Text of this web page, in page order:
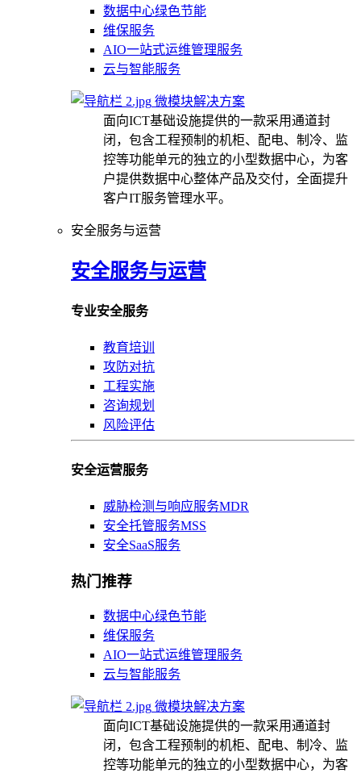
数据中心绿色节能
维保服务
AIO一站式运维管理服务
云与智能服务
微模块解决方案
面向ICT基础设施提供的一款采用通道封
闭，包含工程预制的机柜、配电、制冷、监
控等功能单元的独立的小型数据中心，为客
户提供数据中心整体产品及交付，全面提升
客户IT服务管理水平。
安全服务与运营
安全服务与运营
专业安全服务
教育培训
攻防对抗
工程实施
咨询规划
风险评估
安全运营服务
威胁检测与响应服务MDR
安全托管服务MSS
安全SaaS服务
热门推荐
数据中心绿色节能
维保服务
AIO一站式运维管理服务
云与智能服务
微模块解决方案
面向ICT基础设施提供的一款采用通道封
闭，包含工程预制的机柜、配电、制冷、监
控等功能单元的独立的小型数据中心，为客